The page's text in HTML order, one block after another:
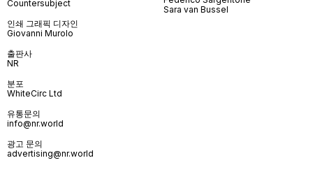
Countersubject
인쇄 그래픽 디자인
Giovanni Murolo
출판사
NR
분포
WhiteCirc Ltd
유통문의
info@nr.world
광고 문의
advertising@nr.world
Sara van Bussel